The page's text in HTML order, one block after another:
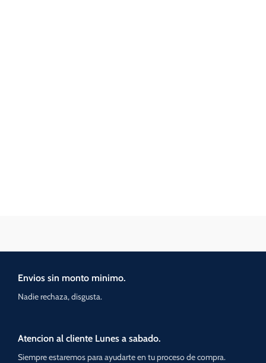
Envios sin monto minimo.
Nadie rechaza, disgusta.
Atencion al cliente Lunes a sabado.
Siempre estaremos para ayudarte en tu proceso de compra.